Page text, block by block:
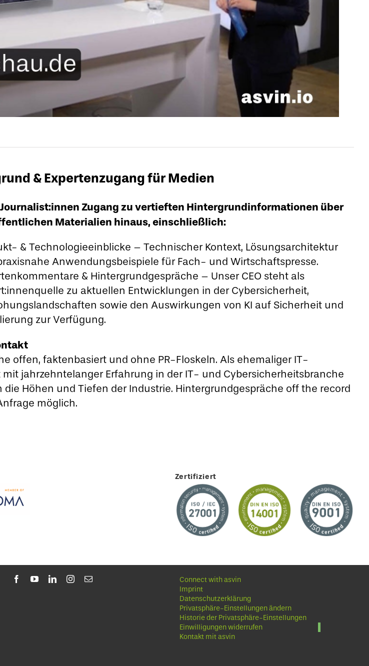
& Expertenzugang für Medien
Zugang zu vertieften Hintergrundinformationen über
Materialien hinaus, einschließlich:
& Technologieeinblicke – Technischer Kontext, Lösungsarchitektur
Anwendungsbeispiele für Fach- und Wirtschaftspresse.
& Hintergrundgespräche – Unser CEO steht als
zu aktuellen Entwicklungen in der Cybersicherheit,
sowie den Auswirkungen von KI auf Sicherheit und
zur Verfügung.
offen, faktenbasiert und ohne PR-Floskeln. Als ehemaliger IT-
mit jahrzehntelanger Erfahrung in der IT- und Cybersicherheitsbranche
die Höhen und Tiefen der Industrie. Hintergrundgespräche off the record
möglich.
Zertifiziert
Connect with asvin
Imprint
Datenschutzerklärung
Privatsphäre-Einstellungen ändern
Historie der Privatsphäre-Einstellungen
Einwilligungen widerrufen
Kontakt mit asvin